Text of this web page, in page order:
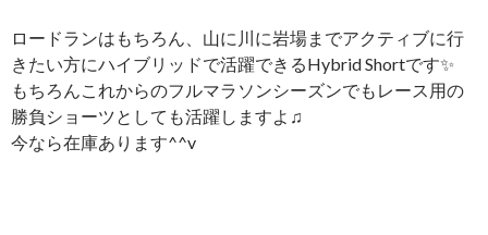
ロードランはもちろん、山に川に岩場までアクティブに行
きたい方にハイブリッドで活躍できるHybrid Shortです✨
もちろんこれからのフルマラソンシーズンでもレース用の
勝負ショーツとしても活躍しますよ♫
今なら在庫あります^^v